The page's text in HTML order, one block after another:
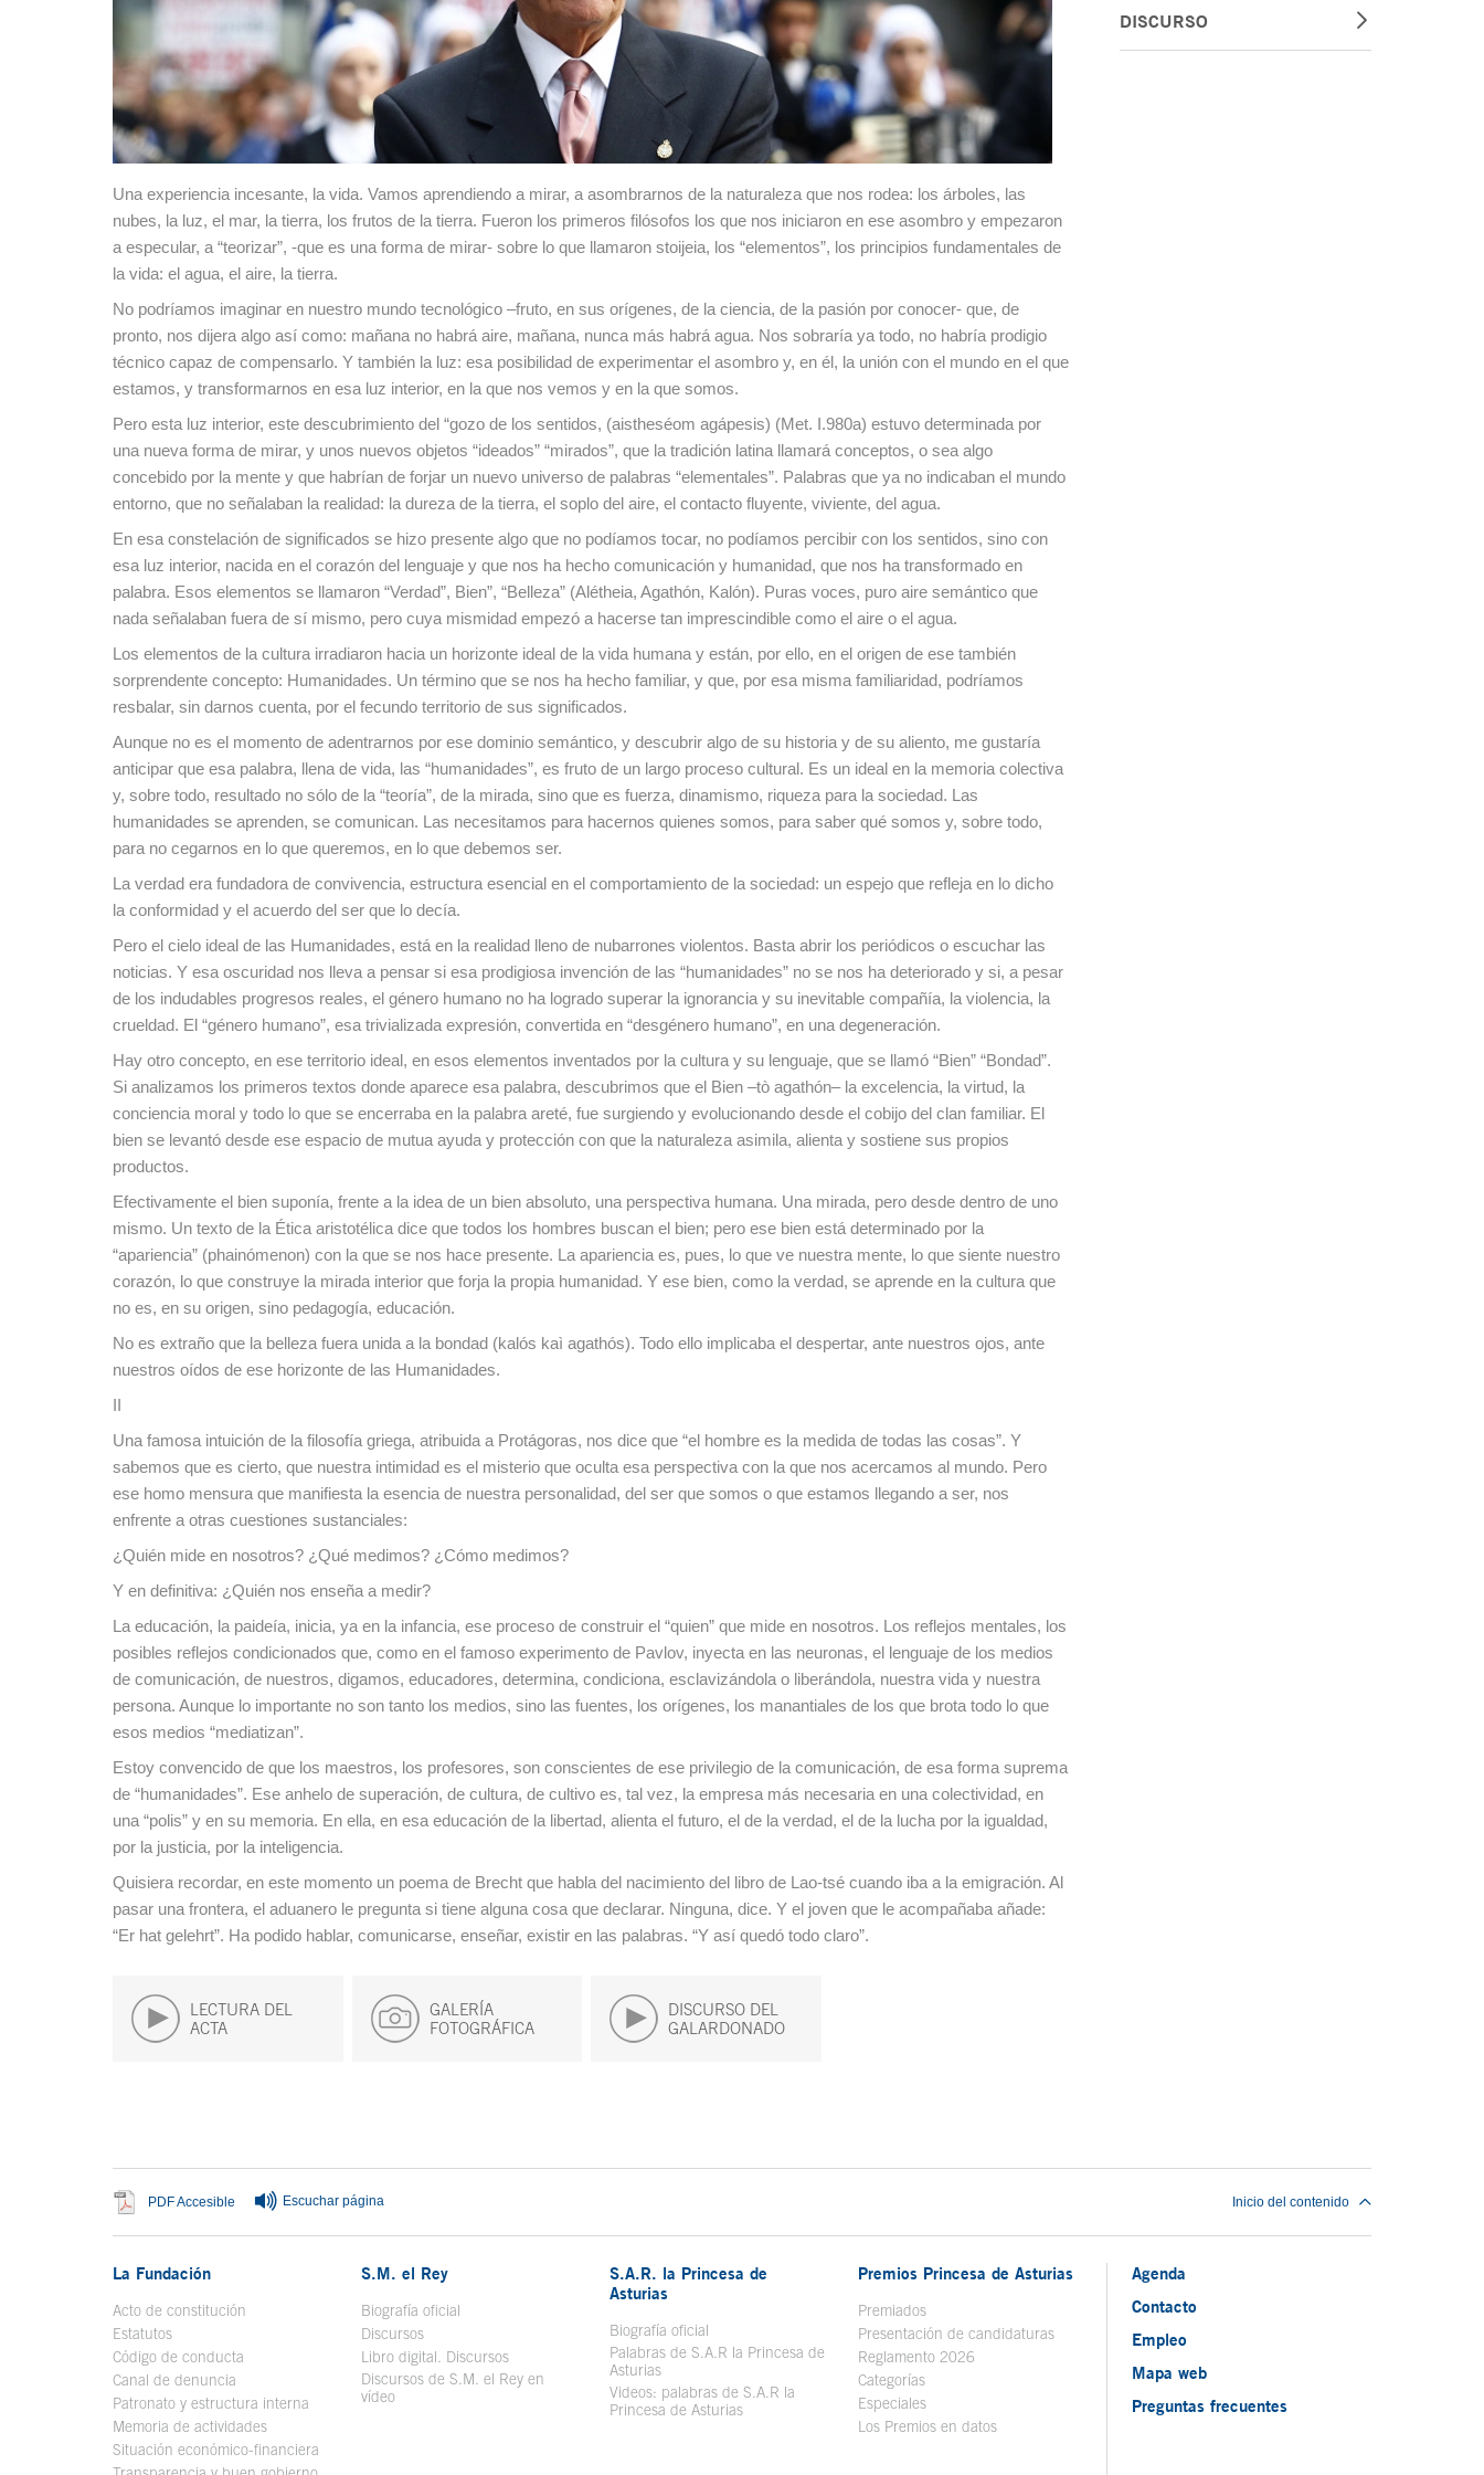
Una experiencia incesante, la vida. Vamos aprendiendo a mirar, a asombrarnos de la naturaleza que nos rodea: los árboles, las
nubes, la luz, el mar, la tierra, los frutos de la tierra. Fueron los primeros filósofos los que nos iniciaron en ese asombro y empezaron
a especular, a “teorizar”, -que es una forma de mirar- sobre lo que llamaron stoijeia, los “elementos”, los principios fundamentales de
la vida: el agua, el aire, la tierra.
No podríamos imaginar en nuestro mundo tecnológico –fruto, en sus orígenes, de la ciencia, de la pasión por conocer- que, de
pronto, nos dijera algo así como: mañana no habrá aire, mañana, nunca más habrá agua. Nos sobraría ya todo, no habría prodigio
técnico capaz de compensarlo. Y también la luz: esa posibilidad de experimentar el asombro y, en él, la unión con el mundo en el que
estamos, y transformarnos en esa luz interior, en la que nos vemos y en la que somos.
Pero esta luz interior, este descubrimiento del “gozo de los sentidos, (aistheséom agápesis) (Met. I.980a) estuvo determinada por
una nueva forma de mirar, y unos nuevos objetos “ideados” “mirados”, que la tradición latina llamará conceptos, o sea algo
concebido por la mente y que habrían de forjar un nuevo universo de palabras “elementales”. Palabras que ya no indicaban el mundo
entorno, que no señalaban la realidad: la dureza de la tierra, el soplo del aire, el contacto fluyente, viviente, del agua.
En esa constelación de significados se hizo presente algo que no podíamos tocar, no podíamos percibir con los sentidos, sino con
esa luz interior, nacida en el corazón del lenguaje y que nos ha hecho comunicación y humanidad, que nos ha transformado en
palabra. Esos elementos se llamaron “Verdad”, Bien”, “Belleza” (Alétheia, Agathón, Kalón). Puras voces, puro aire semántico que
nada señalaban fuera de sí mismo, pero cuya mismidad empezó a hacerse tan imprescindible como el aire o el agua.
Los elementos de la cultura irradiaron hacia un horizonte ideal de la vida humana y están, por ello, en el origen de ese también
sorprendente concepto: Humanidades. Un término que se nos ha hecho familiar, y que, por esa misma familiaridad, podríamos
resbalar, sin darnos cuenta, por el fecundo territorio de sus significados.
Aunque no es el momento de adentrarnos por ese dominio semántico, y descubrir algo de su historia y de su aliento, me gustaría
anticipar que esa palabra, llena de vida, las “humanidades”, es fruto de un largo proceso cultural. Es un ideal en la memoria colectiva
y, sobre todo, resultado no sólo de la “teoría”, de la mirada, sino que es fuerza, dinamismo, riqueza para la sociedad. Las
humanidades se aprenden, se comunican. Las necesitamos para hacernos quienes somos, para saber qué somos y, sobre todo,
para no cegarnos en lo que queremos, en lo que debemos ser.
La verdad era fundadora de convivencia, estructura esencial en el comportamiento de la sociedad: un espejo que refleja en lo dicho
la conformidad y el acuerdo del ser que lo decía.
Pero el cielo ideal de las Humanidades, está en la realidad lleno de nubarrones violentos. Basta abrir los periódicos o escuchar las
noticias. Y esa oscuridad nos lleva a pensar si esa prodigiosa invención de las “humanidades” no se nos ha deteriorado y si, a pesar
de los indudables progresos reales, el género humano no ha logrado superar la ignorancia y su inevitable compañía, la violencia, la
crueldad. El “género humano”, esa trivializada expresión, convertida en “desgénero humano”, en una degeneración.
Hay otro concepto, en ese territorio ideal, en esos elementos inventados por la cultura y su lenguaje, que se llamó “Bien” “Bondad”.
Si analizamos los primeros textos donde aparece esa palabra, descubrimos que el Bien –tò agathón– la excelencia, la virtud, la
conciencia moral y todo lo que se encerraba en la palabra areté, fue surgiendo y evolucionando desde el cobijo del clan familiar. El
bien se levantó desde ese espacio de mutua ayuda y protección con que la naturaleza asimila, alienta y sostiene sus propios
productos.
Efectivamente el bien suponía, frente a la idea de un bien absoluto, una perspectiva humana. Una mirada, pero desde dentro de uno
mismo. Un texto de la Ética aristotélica dice que todos los hombres buscan el bien; pero ese bien está determinado por la
“apariencia” (phainómenon) con la que se nos hace presente. La apariencia es, pues, lo que ve nuestra mente, lo que siente nuestro
corazón, lo que construye la mirada interior que forja la propia humanidad. Y ese bien, como la verdad, se aprende en la cultura que
no es, en su origen, sino pedagogía, educación.
No es extraño que la belleza fuera unida a la bondad (kalós kaì agathós). Todo ello implicaba el despertar, ante nuestros ojos, ante
nuestros oídos de ese horizonte de las Humanidades.
II
Una famosa intuición de la filosofía griega, atribuida a Protágoras, nos dice que “el hombre es la medida de todas las cosas”. Y
sabemos que es cierto, que nuestra intimidad es el misterio que oculta esa perspectiva con la que nos acercamos al mundo. Pero
ese homo mensura que manifiesta la esencia de nuestra personalidad, del ser que somos o que estamos llegando a ser, nos
enfrente a otras cuestiones sustanciales:
¿Quién mide en nosotros? ¿Qué medimos? ¿Cómo medimos?
Y en definitiva: ¿Quién nos enseña a medir?
La educación, la paideía, inicia, ya en la infancia, ese proceso de construir el “quien” que mide en nosotros. Los reflejos mentales, los
posibles reflejos condicionados que, como en el famoso experimento de Pavlov, inyecta en las neuronas, el lenguaje de los medios
de comunicación, de nuestros, digamos, educadores, determina, condiciona, esclavizándola o liberándola, nuestra vida y nuestra
persona. Aunque lo importante no son tanto los medios, sino las fuentes, los orígenes, los manantiales de los que brota todo lo que
esos medios “mediatizan”.
Estoy convencido de que los maestros, los profesores, son conscientes de ese privilegio de la comunicación, de esa forma suprema
de “humanidades”. Ese anhelo de superación, de cultura, de cultivo es, tal vez, la empresa más necesaria en una colectividad, en
una “polis” y en su memoria. En ella, en esa educación de la libertad, alienta el futuro, el de la verdad, el de la lucha por la igualdad,
por la justicia, por la inteligencia.
Quisiera recordar, en este momento un poema de Brecht que habla del nacimiento del libro de Lao-tsé cuando iba a la emigración. Al
pasar una frontera, el aduanero le pregunta si tiene alguna cosa que declarar. Ninguna, dice. Y el joven que le acompañaba añade:
“Er hat gelehrt”. Ha podido hablar, comunicarse, enseñar, existir en las palabras. “Y así quedó todo claro”.
LECTURA DEL
ACTA
GALERÍA
FOTOGRÁFICA
DISCURSO DEL
GALARDONADO
DISCURSO
PDF Accesible Se abre en ventana nueva
Escuchar página Inicio del contenido
La Fundación
Acto de constitución
Estatutos
Código de conducta
Canal de denuncia
Patronato y estructura interna
Memoria de actividades
Situación económico-financiera
S.M. el Rey
Biografía oficial
Discursos
Libro digital. DiscursosSe abre en ventana nueva
Discursos de S.M. el Rey en
vídeoSe abre en ventana nueva
S.A.R. la Princesa de
Asturias
Biografía oficial Se abre en ventana nueva
Palabras de S.A.R la Princesa de
Asturias
Videos: palabras de S.A.R la
Princesa de Asturias
Premios Princesa de Asturias
Premiados
Presentación de candidaturas
Reglamento 2026
Categorías
Especiales
Los Premios en datos
Agenda
Contacto
Empleo
Mapa web
Preguntas frecuentes